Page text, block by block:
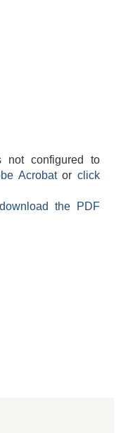
not configured to
Acrobatorclick
the PDF